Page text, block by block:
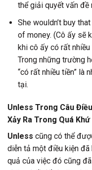
thể giải quyết vấn đề
She wouldn’t buy
of money. (Cô ấy sẽ
khi cô ấy có rất nhiều
Trong những trường
“có rất nhiều tiền” là
tại.
Unless Trong Câu
Xảy Ra Trong Quá Khứ
Unless cũng có thể
diễn tả một điều kiện đã
quả của việc đó cũng